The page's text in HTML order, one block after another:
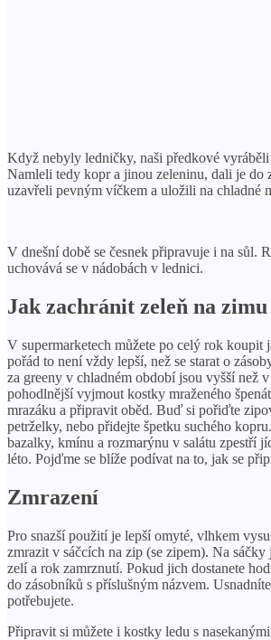
Když nebyly ledničky, naši předkové
Namleli tedy kopr a jinou zeleninu, dali je do
uzavřeli pevným víčkem a uložili na chladné
V dnešní době se česnek připravuje i na sůl.
uchovává se v nádobách v lednici.
Jak zachránit zeleň na zimu
V supermarketech můžete po celý rok koupit
pořád to není vždy lepší, než se starat o
za greeny v chladném období jsou vyšší než
pohodlnější vyjmout kostky mraženého
mrazáku a připravit oběd. Buď si pořiďte
petrželky, nebo přidejte špetku suchého
bazalky, kmínu a rozmarýnu v salátu zpestří
léto. Pojďme se blíže podívat na to, jak se
Zmrazení
Pro snazší použití je lepší omyté, vlhkem
zmrazit v sáčcích na zip (se zipem). Na sáčky
zelí a rok zamrznutí. Pokud jich dostanete
do zásobníků s příslušným názvem.
potřebujete.
Připravit si můžete i kostky ledu s